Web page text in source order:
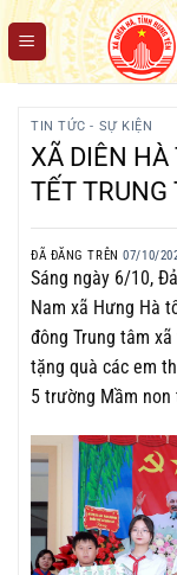
Chuyển
đến
nội
TIN TỨC - SỰ KIỆN
XÃ DIÊN HÀ
TẾT
ĐÃ ĐĂNG TRÊN07/10/
Sáng ngày 6/10,
Nam xã Hưng Hà
đông Trung tâm
tặng quà các em
5 trường Mầm